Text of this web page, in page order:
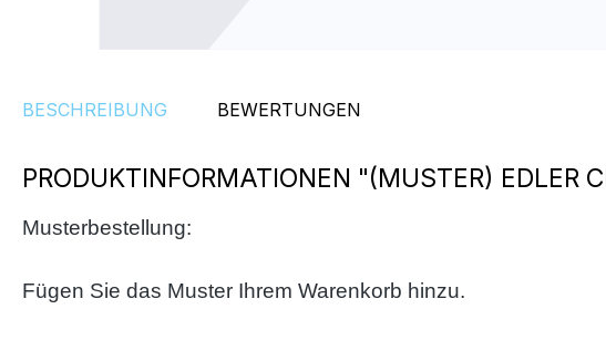
BESCHREIBUNG BEWERTUNGEN
PRODUKTINFORMATIONEN "(MUSTER) EDLER
Musterbestellung:
Fügen Sie das Muster Ihrem Warenkorb hinzu.